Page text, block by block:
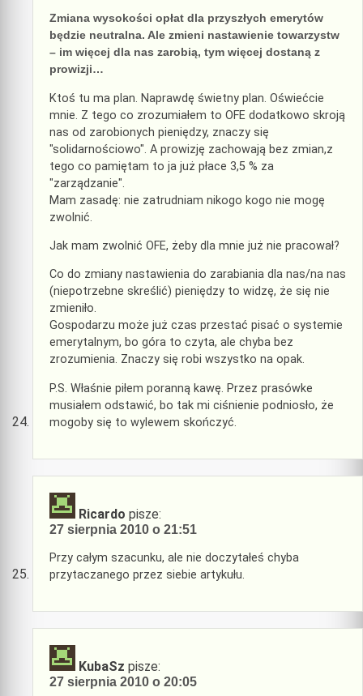
Zmiana wysokości opłat dla przyszłych emerytów
będzie neutralna. Ale zmieni nastawienie towarzystw
– im więcej dla nas zarobią, tym więcej dostaną z
prowizji…
Ktoś tu ma plan. Naprawdę świetny plan. Oświećcie
mnie. Z tego co zrozumiałem to OFE dodatkowo skroją
nas od zarobionych pieniędzy, znaczy się
"solidarnościowo". A prowizję zachowają bez zmian,z
tego co pamiętam to ja już płace 3,5 % za
"zarządzanie".
Mam zasadę: nie zatrudniam nikogo kogo nie mogę
zwolnić.
Jak mam zwolnić OFE, żeby dla mnie już nie pracował?
Co do zmiany nastawienia do zarabiania dla nas/na nas
(niepotrzebne skreślić) pieniędzy to widzę, że się nie
zmieniło.
Gospodarzu może już czas przestać pisać o systemie
emerytalnym, bo góra to czyta, ale chyba bez
zrozumienia. Znaczy się robi wszystko na opak.
P.S. Właśnie piłem poranną kawę. Przez prasówke
musiałem odstawić, bo tak mi ciśnienie podniosło, że
mogoby się to wylewem skończyć.
Ricardo pisze:
27 sierpnia 2010 o 21:51
Przy całym szacunku, ale nie doczytałeś chyba
przytaczanego przez siebie artykułu.
KubaSz pisze:
27 sierpnia 2010 o 20:05